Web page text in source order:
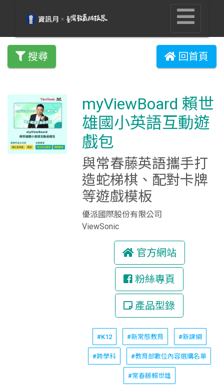
搜尋 回首頁
myViewBoard 賴世
雄國小英語互動遊
戲包
與常春藤英語攜手打
造蛇梯棋、配對卡牌
等遊戲模板
優派國際股份有限公司
ViewSonic
官方網站
粉絲專頁
產品型錄
#K12 #新常態教育 #新課綱
#跨學科 #教育部數位內容選購名單
#常春藤賴世雄